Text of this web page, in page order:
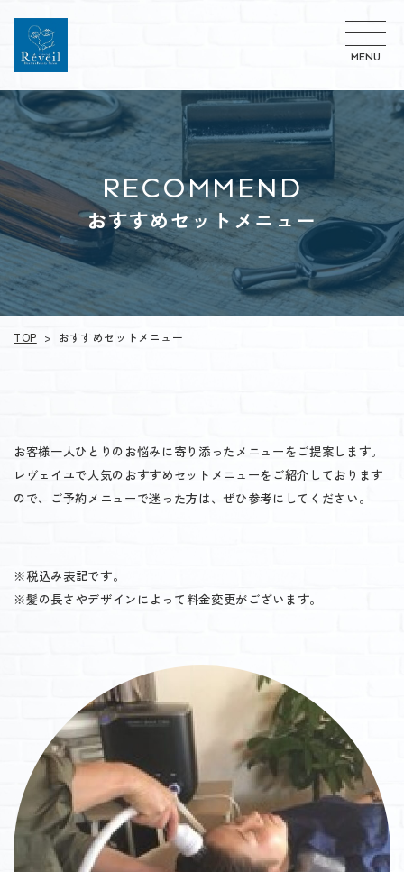
MENU
RECOMMEND
おすすめセットメニュー
TOP > おすすめセットメニュー
お客様一人ひとりのお悩みに寄り添ったメニューをご提案します。
レヴェイユで人気のおすすめセットメニューをご紹介しております
ので、 ご予約メニューで迷った方は、ぜひ参考にしてください。
※税込み表記です。
※髪の長さやデザインによって料金変更がございます。